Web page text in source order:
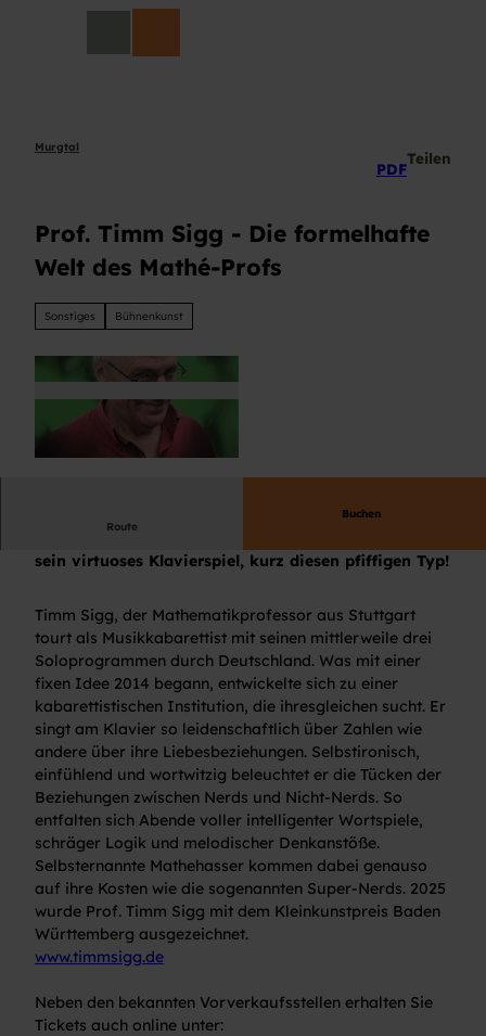
Murgtal
PDF
Teilen
Prof. Timm Sigg - Die formelhafte
Welt des Mathé-Profs
Sonstiges Bühnenkunst
Route
Buchen
sein virtuoses Klavierspiel, kurz diesen pfiffigen Typ!
Timm Sigg, der Mathematikprofessor aus Stuttgart
tourt als Musikkabarettist mit seinen mittlerweile drei
Soloprogrammen durch Deutschland. Was mit einer
fixen Idee 2014 begann, entwickelte sich zu einer
kabarettistischen Institution, die ihresgleichen sucht. Er
singt am Klavier so leidenschaftlich über Zahlen wie
andere über ihre Liebesbeziehungen. Selbstironisch,
einfühlend und wortwitzig beleuchtet er die Tücken der
Beziehungen zwischen Nerds und Nicht-Nerds. So
entfalten sich Abende voller intelligenter Wortspiele,
schräger Logik und melodischer Denkanstöße.
Selbsternannte Mathehasser kommen dabei genauso
auf ihre Kosten wie die sogenannten Super-Nerds. 2025
wurde Prof. Timm Sigg mit dem Kleinkunstpreis Baden
Württemberg ausgezeichnet.
www.timmsigg.de
Neben den bekannten Vorverkaufsstellen erhalten Sie
Tickets auch online unter: